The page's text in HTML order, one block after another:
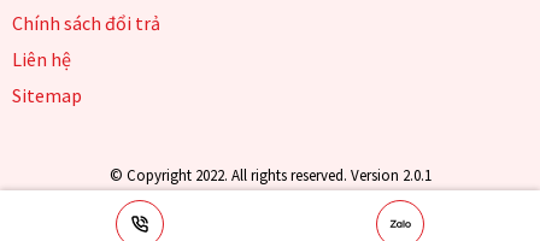
Chính sách đổi trả
Liên hệ
Sitemap
© Copyright 2022. All rights reserved. Version 2.0.1